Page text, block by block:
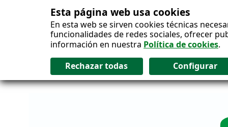
Esta página web usa cookies
En esta web se sirven cookies técnicas
funcionalidades de redes sociales, ofrecer
información en nuestra Política de cookies.
Salto al contenido